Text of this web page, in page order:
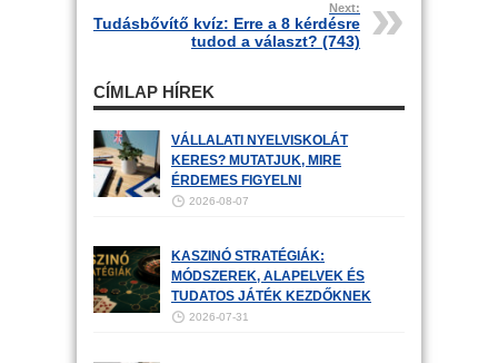
Next:
Tudásbővítő kvíz: Erre a 8 kérdésre
tudod a választ? (743)
CÍMLAP HÍREK
VÁLLALATI NYELVISKOLÁT
KERES? MUTATJUK, MIRE
ÉRDEMES FIGYELNI
2026-08-07
KASZINÓ STRATÉGIÁK:
MÓDSZEREK, ALAPELVEK ÉS
TUDATOS JÁTÉK KEZDŐKNEK
2026-07-31